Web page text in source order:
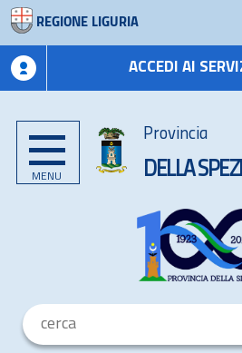
REGIONE LIGURIA
ACCEDI AI
MENU
Provincia
DELLA